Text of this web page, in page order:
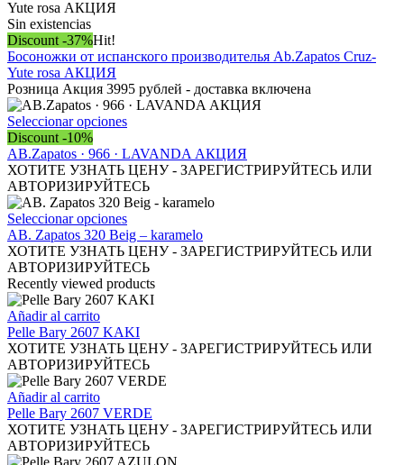
pueden
en
la
página
producto
Sin existencias
Discount -37%Hit!
Босоножки от испанского производителья Ab.Zapatos Cruz-
Yute rosa АКЦИЯ
Розница Акция 3995 рублей - доставка включена
Seleccionar opcionesEste
tiene
múltiples
variantes.
Las
opciones
se
pueden
elegir
en
la
de
producto
Discount -10%
AB.Zapatos · 966 · LAVANDA АКЦИЯ
ХОТИТЕ УЗНАТЬ ЦЕНУ - ЗАРЕГИСТРИРУЙТЕСЬ ИЛИ
АВТОРИЗИРУЙТЕСЬ
Seleccionar opcionesEste
producto
tiene
múltiples
variantes.
Las
se
pueden
elegir
en
página
de
producto
AB. Zapatos 320 Beig – karamelo
ХОТИТЕ УЗНАТЬ ЦЕНУ - ЗАРЕГИСТРИРУЙТЕСЬ ИЛИ
АВТОРИЗИРУЙТЕСЬ
Recently viewed products
Añadir al carrito
Pelle Bary 2607 KAKI
ХОТИТЕ УЗНАТЬ ЦЕНУ - ЗАРЕГИСТРИРУЙТЕСЬ ИЛИ
АВТОРИЗИРУЙТЕСЬ
Añadir al carrito
Pelle Bary 2607 VERDE
ХОТИТЕ УЗНАТЬ ЦЕНУ - ЗАРЕГИСТРИРУЙТЕСЬ ИЛИ
АВТОРИЗИРУЙТЕСЬ